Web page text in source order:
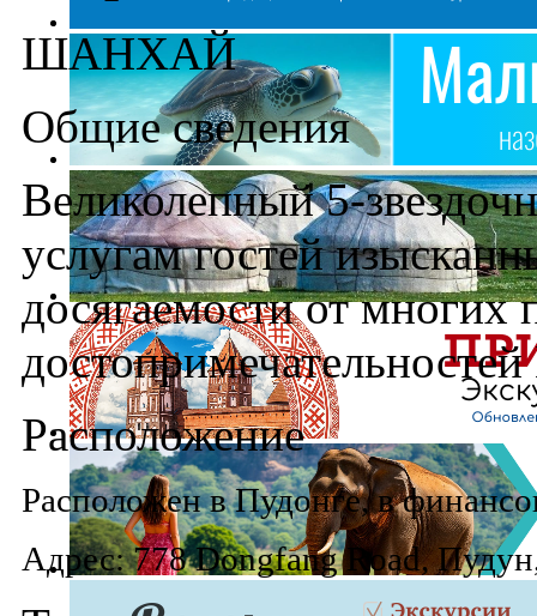
ШАНХАЙ
Общие сведения
Великолепный 5-
услугам гостей
досягаемости от многих
Расположение
Расположен в Пудонге, в
Адрес: 778 Dongfang Road,